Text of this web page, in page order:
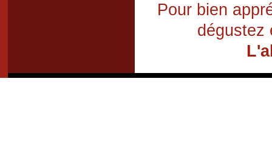
Pour bien
dégustez